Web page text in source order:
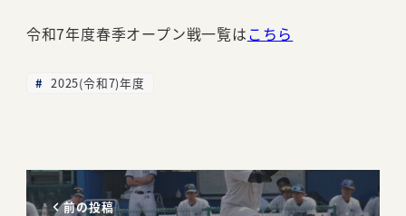
令和7年度春季オープン戦一覧はこちら
2025(令和7)年度
前の投稿